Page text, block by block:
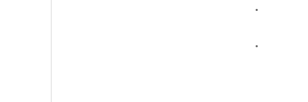
.
.